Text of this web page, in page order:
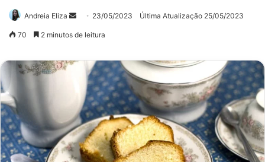
Andreia Eliza
Mande23/05/2023 Última Atualização 25/05/2023
70 2 minutos de leitura